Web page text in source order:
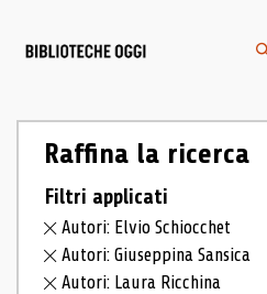
Raffina la ricerca
Filtri applicati
Autori: Elvio Schiocchet
Autori: Giuseppina Sansica
Autori: Laura Ricchina